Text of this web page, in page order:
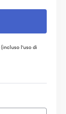
(incluso l'uso di